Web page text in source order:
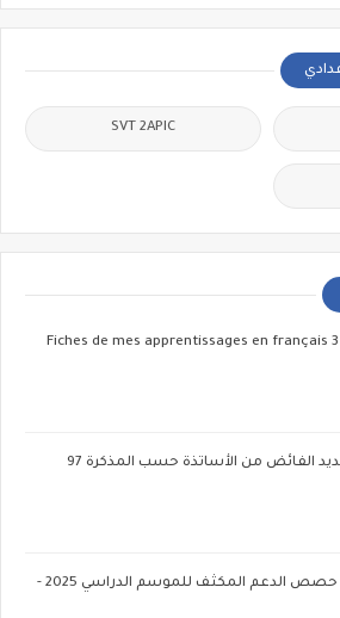
SVT 2APIC
Fiches de mes apprentissages en français 3
الفائض من الأساتذة حسب المذكرة 97
كبسولات حصص الدعم المكثف للموسم الدراسي 2025 -